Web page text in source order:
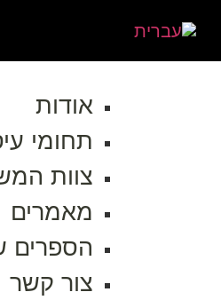
אודות
תחומי
צוות
מאמרים
הספרים
צור קשר